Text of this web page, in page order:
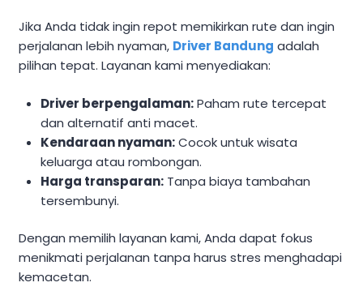
Jika Anda tidak ingin repot memikirkan rute dan ingin
perjalanan lebih nyaman, Driver Bandung adalah
pilihan tepat. Layanan kami menyediakan:
Driver berpengalaman:Paham rute tercepat
dan alternatif anti macet.
Kendaraan nyaman:Cocok untuk wisata
keluarga atau rombongan.
Harga transparan: Tanpa biaya tambahan
tersembunyi.
Dengan memilih layanan kami, Anda dapat fokus
menikmati perjalanan tanpa harus stres menghadapi
kemacetan.